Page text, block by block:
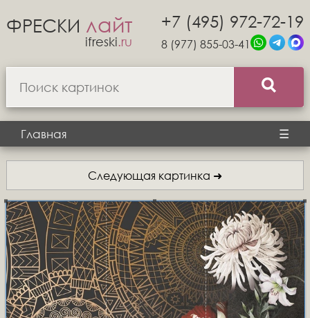
ФРЕСКИ лайт
ifreski.ru
+7 (495) 972-72-19
8 (977) 855-03-41
Главная ☰
Следующая картинка ➜